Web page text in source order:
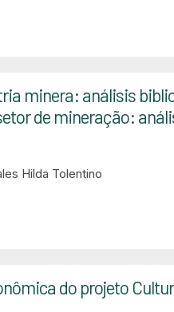
minera: análisis
de mineração:
Hilda Tolentino
do projeto